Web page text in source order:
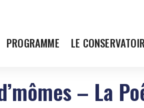
PROGRAMME LE
– La